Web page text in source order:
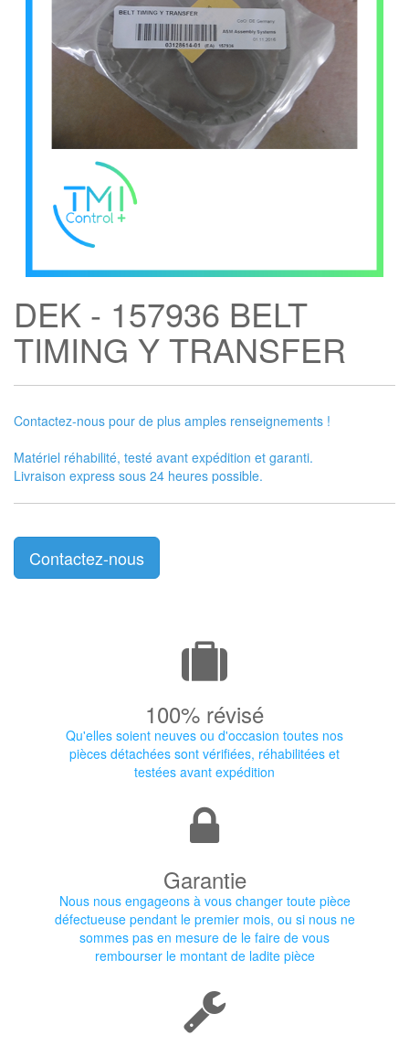
DEK - 157936 BELT
TIMING Y TRANSFER
Contactez-nous pour de plus amples renseignements !
Matériel réhabilité, testé avant expédition et garanti.
Livraison express sous 24 heures possible.
Contactez-nous
100% révisé
Qu'elles soient neuves ou d'occasion toutes nos
pièces détachées sont vérifiées, réhabilitées et
testées avant expédition
Garantie
Nous nous engageons à vous changer toute pièce
défectueuse pendant le premier mois, ou si nous ne
sommes pas en mesure de le faire de vous
rembourser le montant de ladite pièce